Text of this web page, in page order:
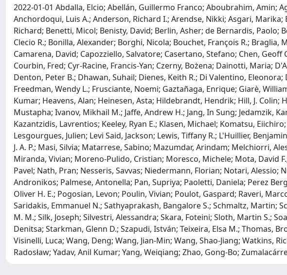
2022-01-01 Abdalla, Elcio; Abellán, Guillermo Franco; Aboubrahim, Amin;
Anchordoqui, Luis A.; Anderson, Richard I.; Arendse, Nikki; Asgari,
Richard; Benetti, Micol; Benisty, David; Berlin, Asher; de Bernardis, Paolo;
Clecio R.; Bonilla, Alexander; Borghi, Nicola; Bouchet, François R.;
Camarena, David; Capozziello, Salvatore; Casertano, Stefano; Chen, Geoff
Courbin, Fred; Cyr-Racine, Francis-Yan; Czerny, Bożena; Dainotti, Maria;
Denton, Peter B.; Dhawan, Suhail; Dienes, Keith R.; Di Valentino,
Freedman, Wendy L.; Frusciante, Noemi; Gaztañaga, Enrique; Giarè,
Kumar; Heavens, Alan; Heinesen, Asta; Hildebrandt, Hendrik; Hill, J.
Mustapha; Ivanov, Mikhail M.; Jaffe, Andrew H.; Jang, In Sung; Jedamzik,
Kazantzidis, Lavrentios; Keeley, Ryan E.; Klasen, Michael; Komatsu,
Lesgourgues, Julien; Levi Said, Jackson; Lewis, Tiffany R.; L'Huillier,
J. A. P.; Masi, Silvia; Matarrese, Sabino; Mazumdar, Arindam; Melchiorri,
Miranda, Vivian; Moreno-Pulido, Cristian; Moresco, Michele; Mota, David
Pavel; Nath, Pran; Nesseris, Savvas; Niedermann, Florian; Notari, Alessio;
Andronikos; Palmese, Antonella; Pan, Supriya; Paoletti, Daniela; Perez
Oliver H. E.; Pogosian, Levon; Poulin, Vivian; Poulot, Gaspard; Raveri,
Saridakis, Emmanuel N.; Sathyaprakash, Bangalore S.; Schmaltz, Martin;
M. M.; Silk, Joseph; Silvestri, Alessandra; Skara, Foteini; Sloth, Martin S.;
Denitsa; Starkman, Glenn D.; Szapudi, István; Teixeira, Elsa M.; Thomas,
Visinelli, Luca; Wang, Deng; Wang, Jian-Min; Wang, Shao-Jiang; Watkins,
Radosław; Yadav, Anil Kumar; Yang, Weiqiang; Zhao, Gong-Bo;